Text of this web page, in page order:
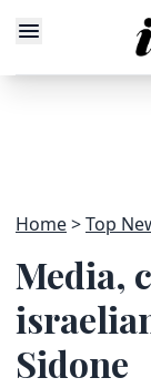
Home Top
Media,
Sidone